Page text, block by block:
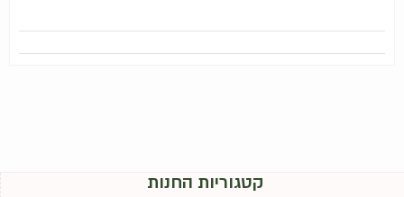
קטגוריות החנות